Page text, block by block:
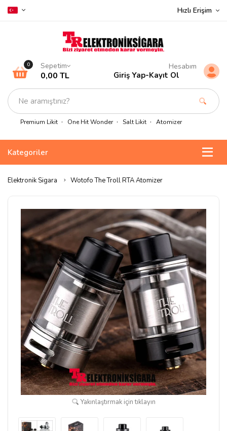
Hızlı Erişim
Premium Likit One Hit Wonder Salt Likit Atomizer
0 Sepetim
0,00 TL
Hesabım
Giriş Yap-Kayıt Ol
Kategoriler
Elektronik Sigara Wotofo The Troll RTA Atomizer
Yakınlaştırmak için tıklayın